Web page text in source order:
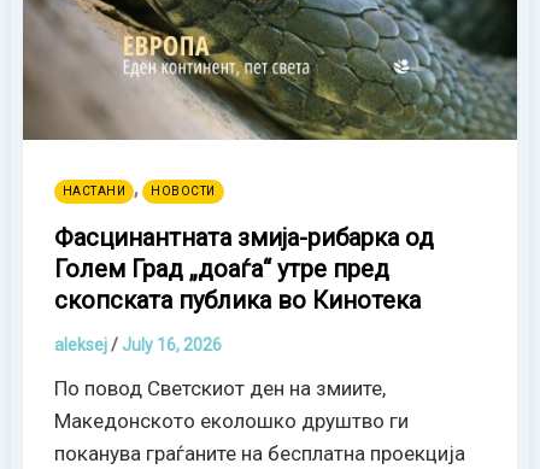
НАСТАНИ , НОВОСТИ
Фасцинантната змија-рибарка од
Голем Град „доаѓа“ утре пред
скопската публика во Кинотека
aleksej/ July 16, 2026
По повод Светскиот ден на змиите,
Македонското еколошко друштво ги
поканува граѓаните на бесплатна проекција